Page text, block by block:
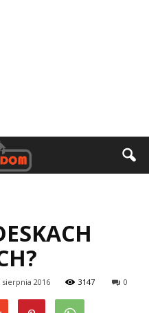
sierpnia 2016 3147 0